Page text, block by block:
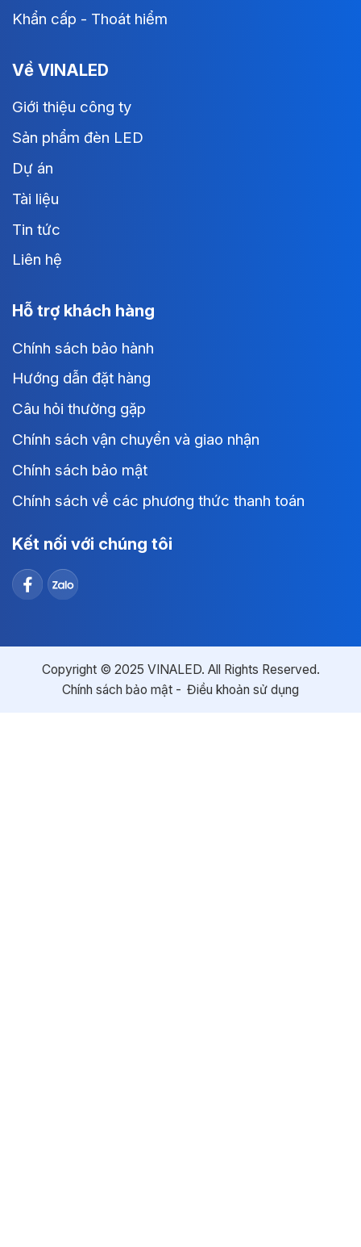
Khẩn cấp - Thoát hiểm
Về VINALED
Giới thiệu công ty
Sản phẩm đèn LED
Dự án
Tài liệu
Tin tức
Liên hệ
Hỗ trợ khách hàng
Chính sách bảo hành
Hướng dẫn đặt hàng
Câu hỏi thường gặp
Chính sách vận chuyển và giao nhận
Chính sách bảo mật
Chính sách về các phương thức thanh toán
Kết nối với chúng tôi
Copyright © 2025 VINALED. All Rights Reserved.
Chính sách bảo mật
Điều khoản sử dụng